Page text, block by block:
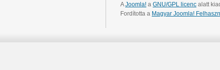
AJoomla! a GNU/GPL licenc alatt
Fordította a Magyar Joomla!